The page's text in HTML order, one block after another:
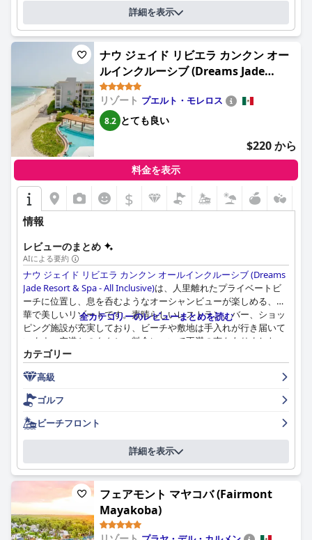
(Hard Rock Hotel Cancun - All Inclusive)は、多くのお客様が格別
だと表現する、素晴らしい休暇体験を提供しています。
詳細を表示
ナウ ジェイド リビエラ カンクン オー
ルインクルーシブ (Dreams Jade
Resort & Spa - All Inclusive)
リゾート プエルト・モレロス
8.2 とても良い
$220 から
料金を表示
$
情報
レビューのまとめ
AIによる要約
ナウ ジェイド リビエラ カンクン オールインクルーシブ (Dreams
Jade Resort & Spa - All Inclusive)は、人里離れたプライベートビ
ーチに位置し、息を呑むようなオーシャンビューが楽しめる、豪
華で美しいリゾートです。素晴らしいレストラン、バー、ショッ
ピング施設が充実しており、ビーチや敷地は手入れが行き届いて
います。空港とのタクシー料金について不満の声もありました
が、リゾートは平和で贅沢な休暇を過ごすのに最適な場所です。
朝食の評価は分かれていますが、いくつかの例外を除き、料理の
質は良好です。ダイニングオプションについても賛否両論ありま
すが、ほとんどのゲストはレストランの料理を美味しいと感じ、
頻繁に変わるメニューを楽しんでいました。客室は広々としてい
てエレガントで、バスルームも素晴らしいですが、一部の客室は
古く、改装が必要でした。スタッフは、プロ意識、勤勉さ、歓迎
的な態度で、非常に高い評価を受けています。スパサービスは素
晴らしく、プールエリアも手入れが行き届いていて快適です。ビ
ーチの状態は理想的とは言えないかもしれませんが、ロケーショ
ンと施設の配置は依然として大きな魅力です。ホテルは、あらゆ
る年齢層に適した設備と、子供たちが遊べる様々なエリアを備え
ており、家族が充実した時間を過ごすのに最適な場所です。全体
として、ナウ ジェイド リビエラ カンクン オールインクルーシブ
全カテゴリーのレビューまとめを読む
カテゴリー
高級
ゴルフ
ビーチフロント
詳細を表示
フェアモント マヤコバ (Fairmont
Mayakoba)